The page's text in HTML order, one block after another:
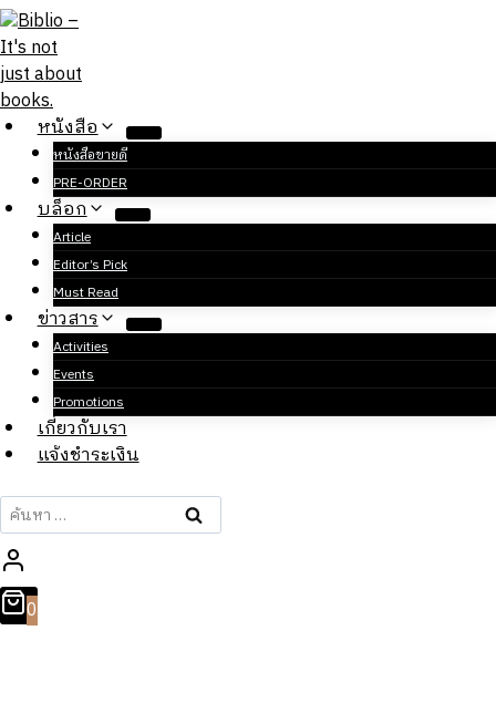
Skip
to
content
หนังสือ
หนังสือขายดี
PRE-ORDER
บล็อก
Article
Editor’s Pick
Must Read
ข่าวสาร
Activities
Events
Promotions
เกี่ยวกับเรา
แจ้งชำระเงิน
ค้นหา
สำหรับ:
0